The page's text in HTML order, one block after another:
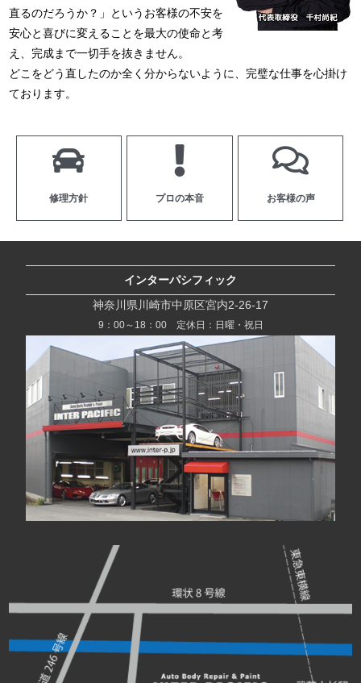
直るのだろうか？」というお客様の不安を
安心と喜びに変えることを最大の使命と考
え、完成まで一切手を抜きません。
どこをどう直したのか全く分からないように、完璧な仕事を心掛け
ております。
修理方針 プロの本音 お客様の声
インターパシフィック
神奈川県川崎市中原区宮内2-26-17
9：00～18：00 定休日：日曜・祝日